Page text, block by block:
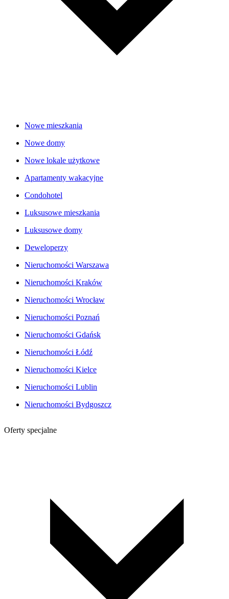
Nowe mieszkania
Nowe domy
Nowe lokale użytkowe
Apartamenty wakacyjne
Condohotel
Luksusowe mieszkania
Luksusowe domy
Deweloperzy
Nieruchomości Warszawa
Nieruchomości Kraków
Nieruchomości Wrocław
Nieruchomości Poznań
Nieruchomości Gdańsk
Nieruchomości Łódź
Nieruchomości Kielce
Nieruchomości Lublin
Nieruchomości Bydgoszcz
Oferty specjalne